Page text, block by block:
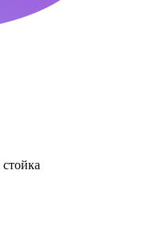
стойка